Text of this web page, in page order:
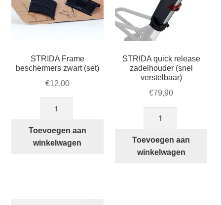
STRIDA Frame
beschermers zwart (set)
€12,00
beschermers
zwart
Toevoegen aan
winkelwagen
STRIDA quick release
zadelhouder (snel
verstelbaar)
€79,90
release
zadelhouder
Toevoegen aan
winkelwagen